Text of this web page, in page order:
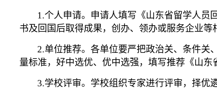
1.个人申请。申请人填写《山东省留学人员
书及回国后取得成果，创办、领办或服务企业
2.单位推荐。各单位要严把政治关、条件关
量标准，好中选优、优中选强，填写推荐《山
3.学校评审。学校组织专家进行评审，择优